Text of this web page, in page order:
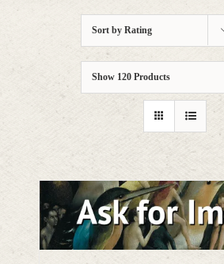
Sort by Rating
Show 120 Products